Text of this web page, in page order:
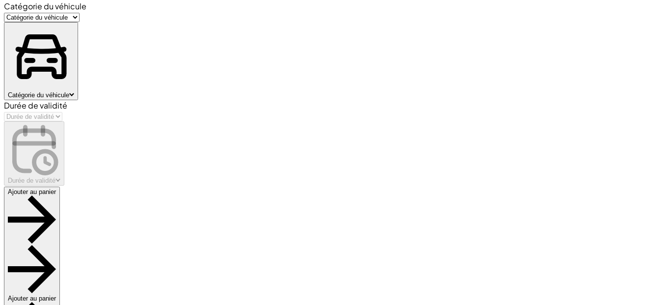
Catégorie du véhicule
Catégorie du véhicule
Durée de validité
Durée de validité
Ajouter au panier
Ajouter au panier